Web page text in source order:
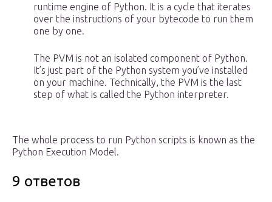
runtime engine of Python. It is a cycle that iterates
over the instructions of your bytecode to run them
one by one.
The PVM is not an isolated component of Python.
It’s just part of the Python system you’ve installed
on your machine. Technically, the PVM is the last
step of what is called the Python interpreter.
The whole process to run Python scripts is known as the
Python Execution Model.
9 ответов